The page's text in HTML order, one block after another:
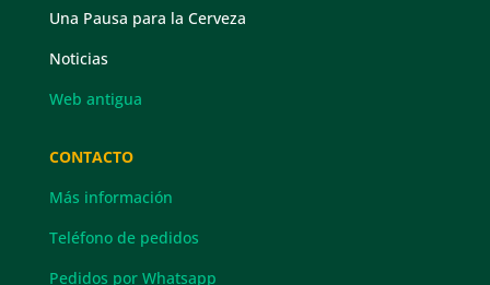
Una Pausa para la Cerveza
Noticias
Web antigua
CONTACTO
Más información
Teléfono de pedidos
Pedidos por Whatsapp